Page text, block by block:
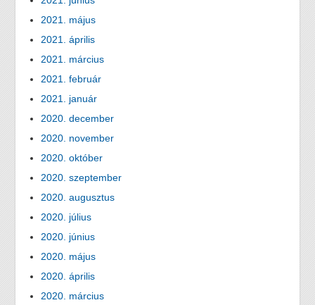
2021. május
2021. április
2021. március
2021. február
2021. január
2020. december
2020. november
2020. október
2020. szeptember
2020. augusztus
2020. július
2020. június
2020. május
2020. április
2020. március